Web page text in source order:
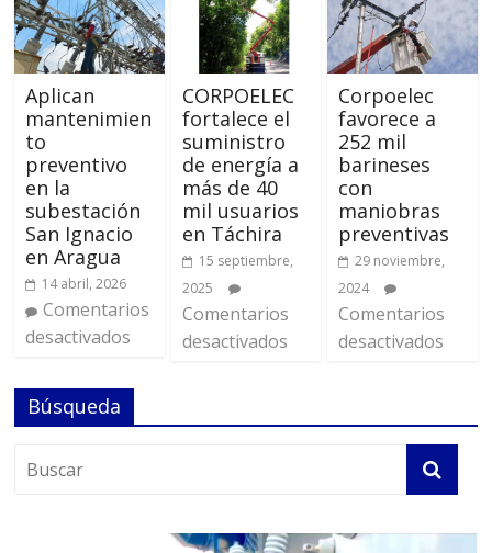
Aplican
mantenimien
to
preventivo
en la
subestación
San Ignacio
en Aragua
14 abril, 2026
Comentarios
desactivados
CORPOELEC
fortalece el
suministro
de energía a
más de 40
mil usuarios
en Táchira
15 septiembre,
2025
Comentarios
desactivados
Corpoelec
favorece a
252 mil
barineses
con
maniobras
preventivas
29 noviembre,
2024
Comentarios
desactivados
Búsqueda